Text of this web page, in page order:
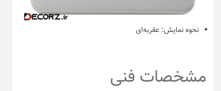
نحوه نمایش: عقربه‌ای
مشخصات فنی